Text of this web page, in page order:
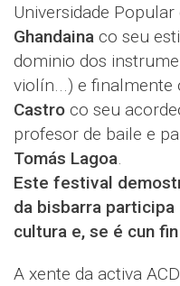
Universidade
Ghandaina co seu
dominio dos
violín...) e
Castro co seu
profesor de baile e
Tomás Lagoa.
Este festival
da bisbarra
cultura e, se é cun
A xente da activa